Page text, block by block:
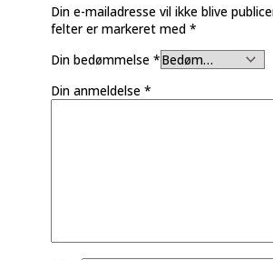
Din e-mailadresse vil ikke blive
felter er markeret med*
Din bedømmelse*
Din anmeldelse*